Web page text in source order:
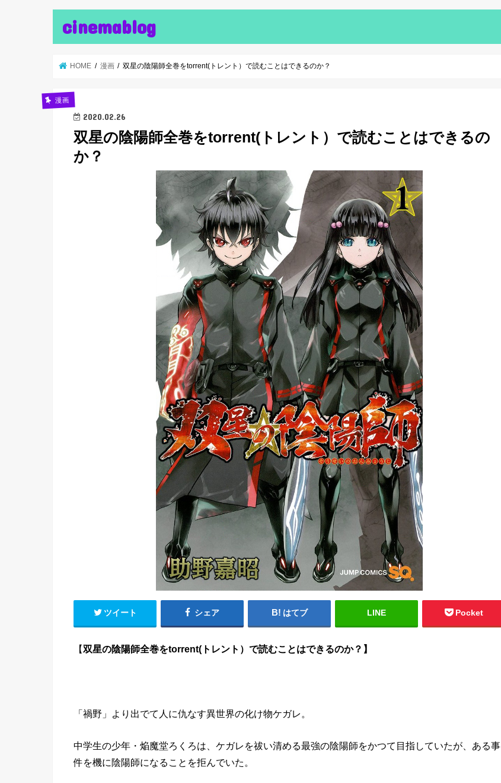
cinemablog
HOME 漫画 双星の陰陽師全巻をtorrent(トレント）で読むことはできるのか？
漫画
2020.02.26
双星の陰陽師全巻をtorrent(トレント）で読むことはできるの
か？
ツイート シェア はてブ LINE Pocket
【双星の陰陽師全巻をtorrent(トレント）で読むことはできるのか？ 】
「禍野」より出でて人に仇なす異世界の化け物ケガレ。
中学生の少年・焔魔堂ろくろは、ケガレを祓い清める最強の陰陽師をかつて目指していたが、ある事
件を機に陰陽師になることを拒んでいた。